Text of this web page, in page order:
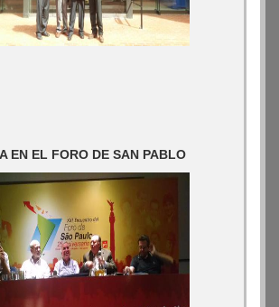
EN EL FORO DE SAN PABLO